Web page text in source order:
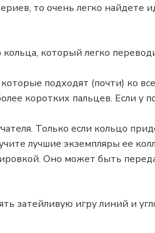
то очень легко найдете
который легко
подходят (почти) ко
коротких пальцев. Если у
Только если кольцо
лучшие экземпляры ее
Оно может быть
затейливую игру линий и